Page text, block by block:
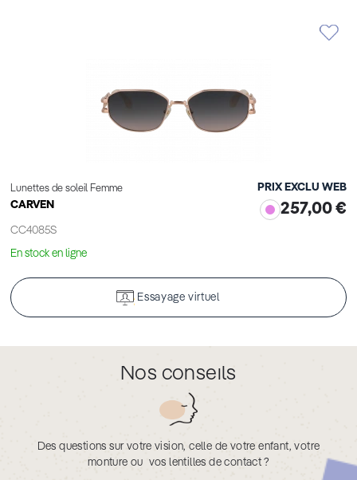
Lunettes de soleil Femme
CARVEN
CC4085S
PRIX EXCLU WEB
257,00 €
En stock en ligne
Essayage virtuel
Nos conseils
Des questions sur votre vision, celle de votre enfant, votre
monture ou vos lentilles de contact ?